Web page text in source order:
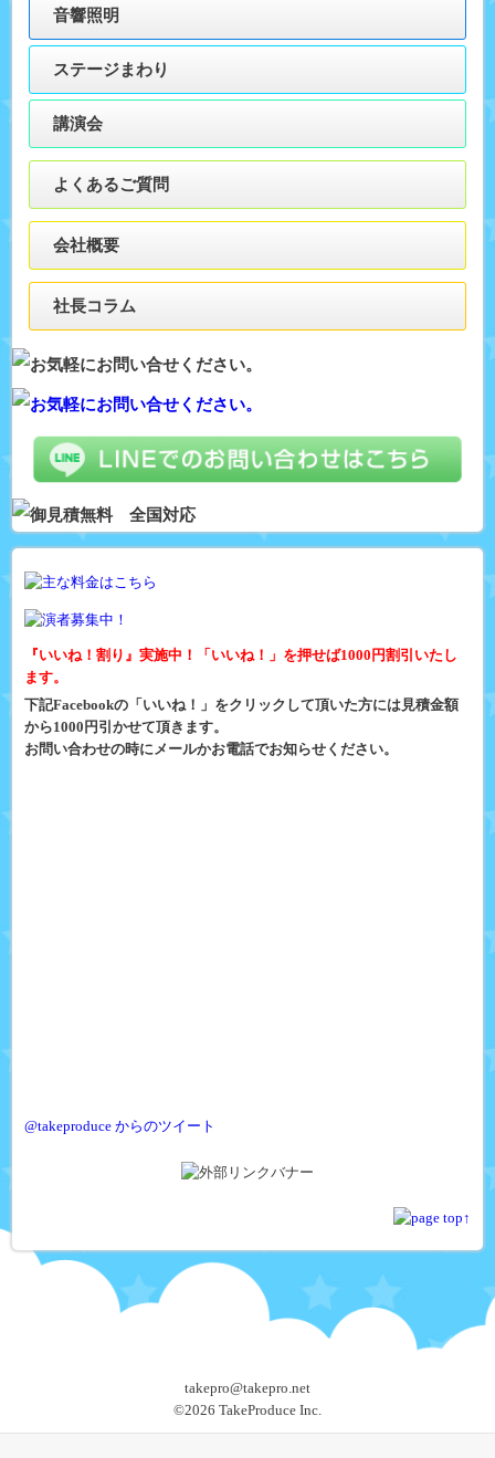
音響照明
ステージまわり
講演会
よくあるご質問
会社概要
社長コラム
『いいね！割り』実施中！「いいね！」を押せば1000円割引いたし
ます。
下記Facebookの「いいね！」をクリックして頂いた方には見積金額
から1000円引かせて頂きます。
お問い合わせの時にメールかお電話でお知らせください。
@takeproduce からのツイート
takepro@takepro.net
©2026 TakeProduce Inc.